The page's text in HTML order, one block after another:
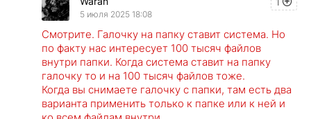
5 июля 2025 18:08
Смотрите. Галочку на папку ставит система. Но
по факту нас интересует 100 тысяч файлов
внутри папки. Когда система ставит на папку
галочку то и на 100 тысяч файлов тоже.
Когда вы снимаете галочку с папки, там есть два
варианта применить только к папке или к ней и